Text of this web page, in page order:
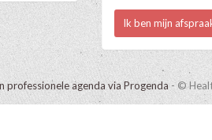
Ik ben mijn
professionele agenda via Progenda - ©